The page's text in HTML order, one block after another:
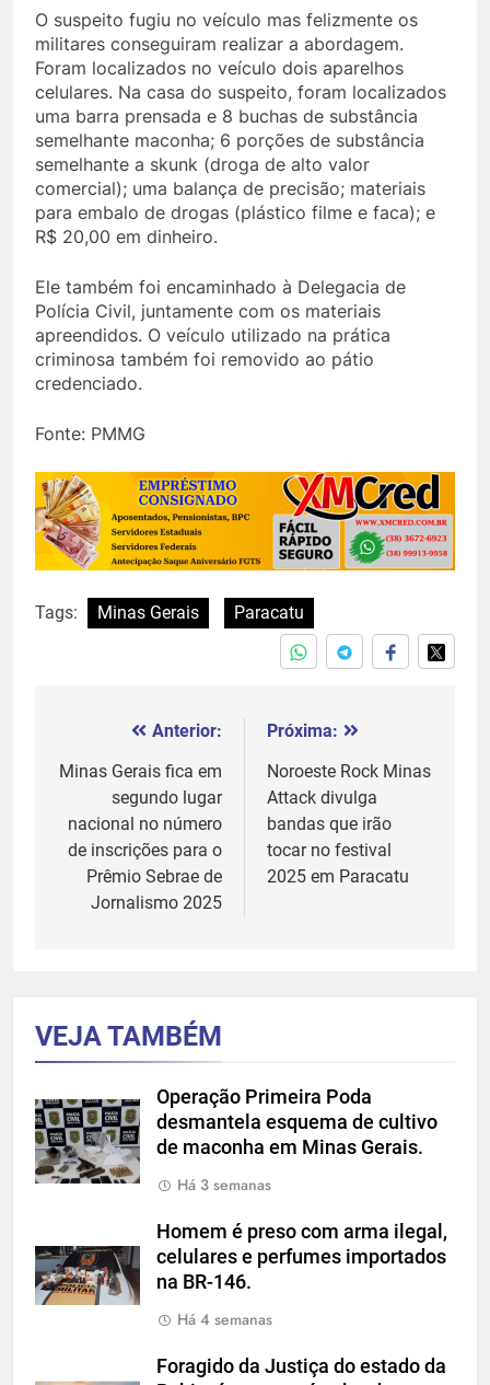
O suspeito fugiu no veículo mas felizmente os
militares conseguiram realizar a abordagem.
Foram localizados no veículo dois aparelhos
celulares. Na casa do suspeito, foram localizados
uma barra prensada e 8 buchas de substância
semelhante maconha; 6 porções de substância
semelhante a skunk (droga de alto valor
comercial); uma balança de precisão; materiais
para embalo de drogas (plástico filme e faca); e
R$ 20,00 em dinheiro.
Ele também foi encaminhado à Delegacia de
Polícia Civil, juntamente com os materiais
apreendidos. O veículo utilizado na prática
criminosa também foi removido ao pátio
credenciado.
Fonte: PMMG
Tags: Minas Gerais Paracatu
Navegação
de
Post
Anterior:
Minas Gerais fica em
segundo lugar
nacional no número
de inscrições para o
Prêmio Sebrae de
Jornalismo 2025
Próxima:
Noroeste Rock Minas
Attack divulga
bandas que irão
tocar no festival
2025 em Paracatu
VEJA TAMBÉM
Operação Primeira Poda
desmantela esquema de cultivo
de maconha em Minas Gerais.
Há 3 semanas
Homem é preso com arma ilegal,
celulares e perfumes importados
na BR-146.
Há 4 semanas
Foragido da Justiça do estado da